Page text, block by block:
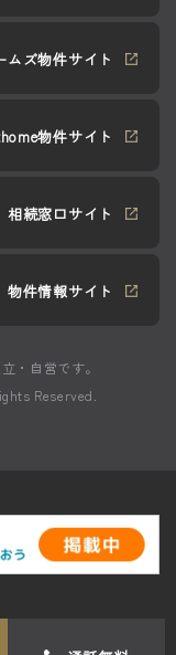
ムズ物件サイト
物件サイト
相続窓口サイト
物件情報サイト
・自営です。
Reserved.